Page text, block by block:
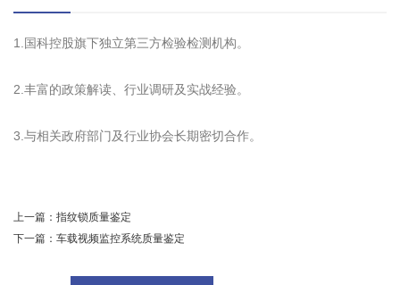
1.国科控股旗下独立第三方检验检测机构。
2.丰富的政策解读、行业调研及实战经验。
3.与相关政府部门及行业协会长期密切合作。
上一篇： 指纹锁质量鉴定
下一篇： 车载视频监控系统质量鉴定